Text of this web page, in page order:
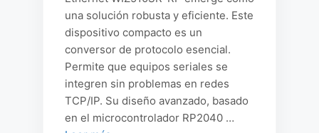
una solución robusta y eficiente. Este
dispositivo compacto es un
conversor de protocolo esencial.
Permite que equipos seriales se
integren sin problemas en redes
TCP/IP. Su diseño avanzado, basado
en el microcontrolador RP2040 …